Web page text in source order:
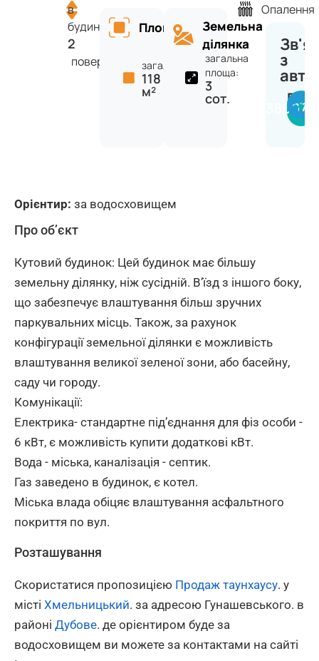
в
будинку
2
поверхів
Площа
загальна:
118
м²
Земельна
ділянка
загальна
площа:
3
сот.
Опалення
з
Орієнтир: за водосховищем
Про об’єкт
Кутовий будинок: Цей будинок має більшу
земельну ділянку, ніж сусідній. Вʼїзд з іншого боку,
що забезпечує влаштування більш зручних
паркувальних місць. Також, за рахунок
конфігурації земельної ділянки є можливість
влаштування великої зеленої зони, або басейну,
саду чи городу.
Комунікації:
Електрика- стандартне підʼєднання для фіз особи -
6 кВт, є можливість купити додаткові кВт.
Вода - міська, каналізація - септик.
Газ заведено в будинок, є котел.
Міська влада обіцяє влаштування асфальтного
покриття по вул.
Розташування
Скористатися пропозицією Продаж таунхаусу. у
місті Хмельницький. за адресою Гунашевського. в
районі Дубове. де орієнтиром буде за
водосховищем ви можете за контактами на сайті